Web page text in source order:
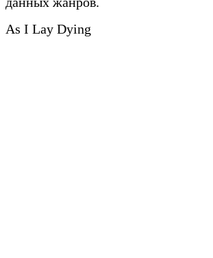
As I Lay Dying